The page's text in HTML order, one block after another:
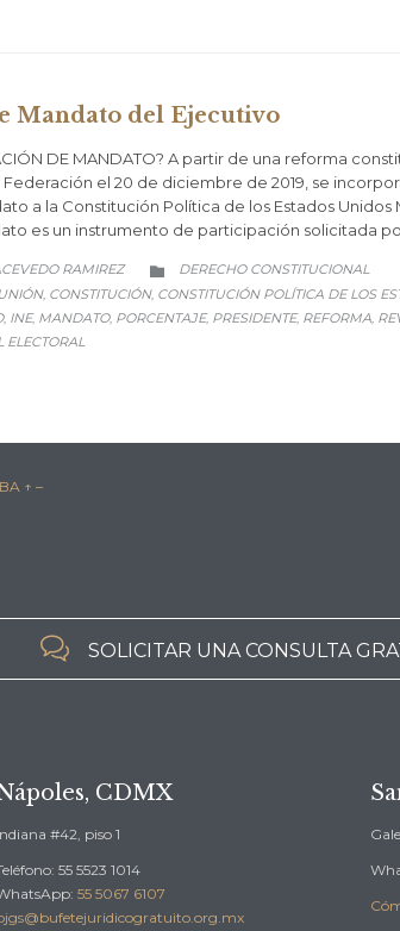
Mandato del Ejecutivo
DE MANDATO? A partir de una reforma
el 20 de diciembre de 2019, se
a la Constitución Política de los Estados Unidos
es un instrumento de participación solicitada
RAMIREZ  CATEGORY
DERECHO CONSTITUCIONAL
, CONSTITUCIÓN, CONSTITUCIÓN POLÍTICA DE LOS
, INE, MANDATO, PORCENTAJE, PRESIDENTE, REFORMA,
ELECTORAL
↑ –
 SOLICITAR UNA CONSULTA
CDMX
#42, piso 1
55 5523 1014
55 5067 6107